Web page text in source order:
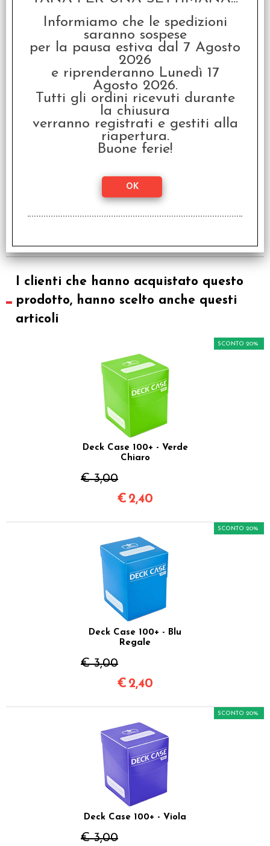
Deck Case 100+ - Viola
€ 3,00
€2,40
Deck Case 100+ - Rosa
€ 3,00
I clienti che hanno acquistato questo
prodotto, hanno scelto anche questi
articoli
Deck Case 100+ - Verde
Chiaro
€ 3,00
SCONTO 20%
€ 2,40
Deck Case 100+ - Blu
Regale
€ 3,00
SCONTO 20%
€ 2,40
Deck Case 100+ - Viola
€ 3,00
SCONTO 20%
Informiamo che le spedizioni
saranno sospese
per la pausa estiva dal 7 Agosto
2026
e riprenderanno Lunedì 17
Agosto 2026.
Tutti gli ordini ricevuti durante
la chiusura
verranno registrati e gestiti alla
riapertura.
Buone ferie!